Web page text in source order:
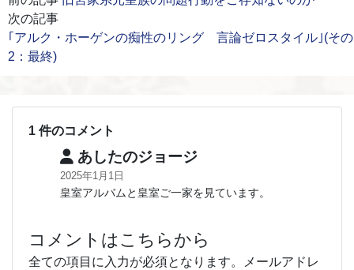
次の記事
｢アルク・ホーゲンの痴性のリング 言論ゼロスタイル｣(その
2：最終)
1 件のコメント
あしたのジョージ
2025年1月1日
皇室アルバムと皇室ご一家を見ています。
コメントはこちらから
全ての項目に入力が必須となります。メールアドレ